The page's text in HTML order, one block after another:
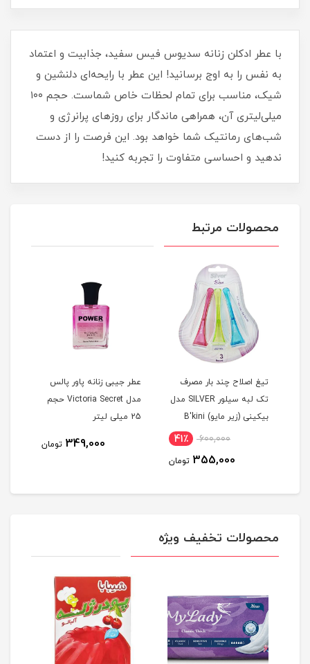
با عطر ادکلن زنانه سدیوس فیس سفید، جذابیت و اعتماد
به نفس را به اوج برسانید! این عطر با رایحه‌ای دلنشین و
شیک، مناسب برای تمام لحظات خاص شماست. حجم ۱۰۰
میلی‌لیتری آن، همراهی ماندگار برای روزهای پرانرژی و
شب‌های رمانتیک شما خواهد بود. این فرصت را از دست
ندهید و احساسی متفاوت را تجربه کنید!
محصولات مرتبط
تیغ اصلاح چند بار مصرف
تک لبه سیلور SILVER مدل
بيکينی (زیر مایو) B'kini
600,000 41٪
355,000 تومان
عطر جیبی زنانه پاور پالس
مدل Victoria Secret حجم
25 میلی لیتر
349,000 تومان
محصولات تخفیف ویژه